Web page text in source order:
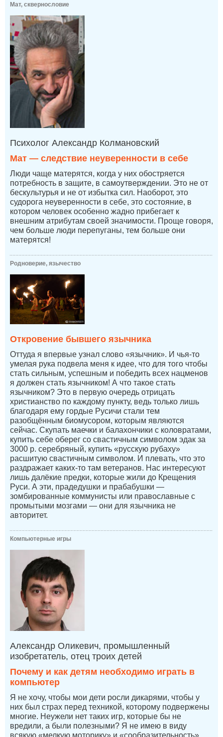
Мат, сквернословие
Психолог Александр Колмановский
Мат — следствие неуверенности в себе
Люди чаще матерятся, когда у них обостряется
потребность в защите, в самоутверждении. Это не от
бескультурья и не от избытка сил. Наоборот, это
судорога неуверенности в себе, это состояние, в
котором человек особенно жадно прибегает к
внешним атрибутам своей значимости. Проще говоря,
чем больше люди перепуганы, тем больше они
матерятся!
Родноверие, язычество
Откровение бывшего язычника
Оттуда я впервые узнал слово «язычник». И чья-то
умелая рука подвела меня к идее, что для того чтобы
стать сильным, успешным и победить всех нацменов
я должен стать язычником! А что такое стать
язычником? Это в первую очередь отрицать
христианство по каждому пункту, ведь только лишь
благодаря ему гордые Русичи стали тем
разобщённым биомусором, которым являются
сейчас. Скупать маечки и балахончики с коловратами,
купить себе оберег со свастичным символом эдак за
3000 р. серебряный, купить «русскую рубаху»
расшитую свастичным символом. И плевать, что это
раздражает каких-то там ветеранов. Нас интересуют
лишь далёкие предки, которые жили до Крещения
Руси. А эти, прадедушки и прабабушки —
зомбированные коммунисты или православные с
промытыми мозгами — они для язычника не
авторитет.
Компьютерные игры
Александр Оликевич, промышленный
изобретатель, отец троих детей
Почему и как детям необходимо играть в
компьютер
Я не хочу, чтобы мои дети росли дикарями, чтобы у
них был страх перед техникой, которому подвержены
многие. Неужели нет таких игр, которые бы не
вредили, а были полезными? Я не имею в виду
всякую «мелкую моторику» и «сообразительность»,